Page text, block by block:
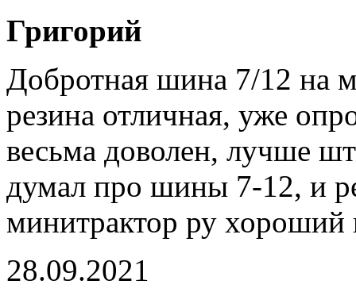
Григорий
Добротная шина 7/12 на
резина отличная, уже
весьма доволен, лучше
думал про шины 7-12, и
минитрактор ру хороший
28.09.2021